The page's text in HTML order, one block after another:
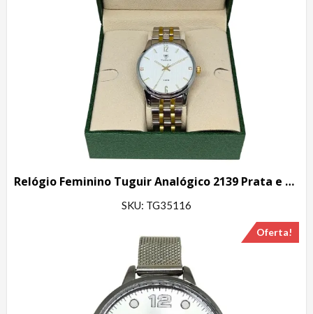
Relógio Feminino Tuguir Analógico 2139 Prata e Dourado
SKU: TG35116
Oferta!